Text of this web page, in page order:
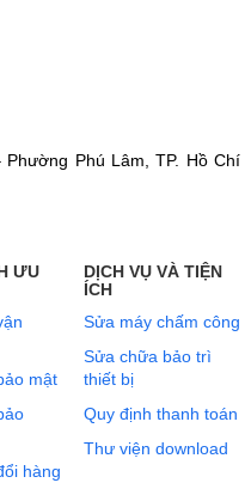
Phú Lâm, TP. Hồ Chí
ƯU
mật
hàng
DỊCH VỤ VÀ TIỆN
ÍCH
Sửa máy chấm công
Sửa chữa bảo trì
thiết bị
Quy định thanh toán
Thư viện download